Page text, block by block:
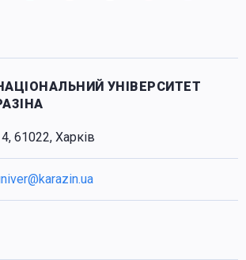
УНІВЕРСИТЕТ
61022, Харків